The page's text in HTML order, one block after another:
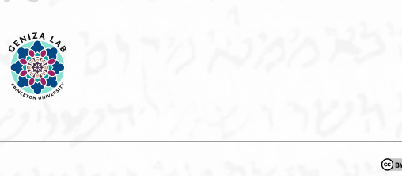
אלדי
בל מדעי
מצאלחה
עליה
קיומיהון